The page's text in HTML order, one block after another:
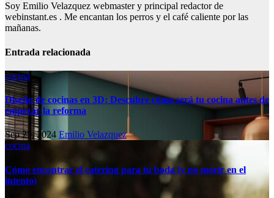
Soy Emilio Velazquez webmaster y principal redactor de
webinstant.es . Me encantan los perros y el café caliente por las
mañanas.
Entrada relacionada
cocina
Diseño de cocinas en 3D: Descubre cómo será tu cocina antes de
empezar la reforma
Sep 25, 2024 Emilio Velazquez
cocina
Cómo encontrar el catering para tu boda (y no morir en el
intento)